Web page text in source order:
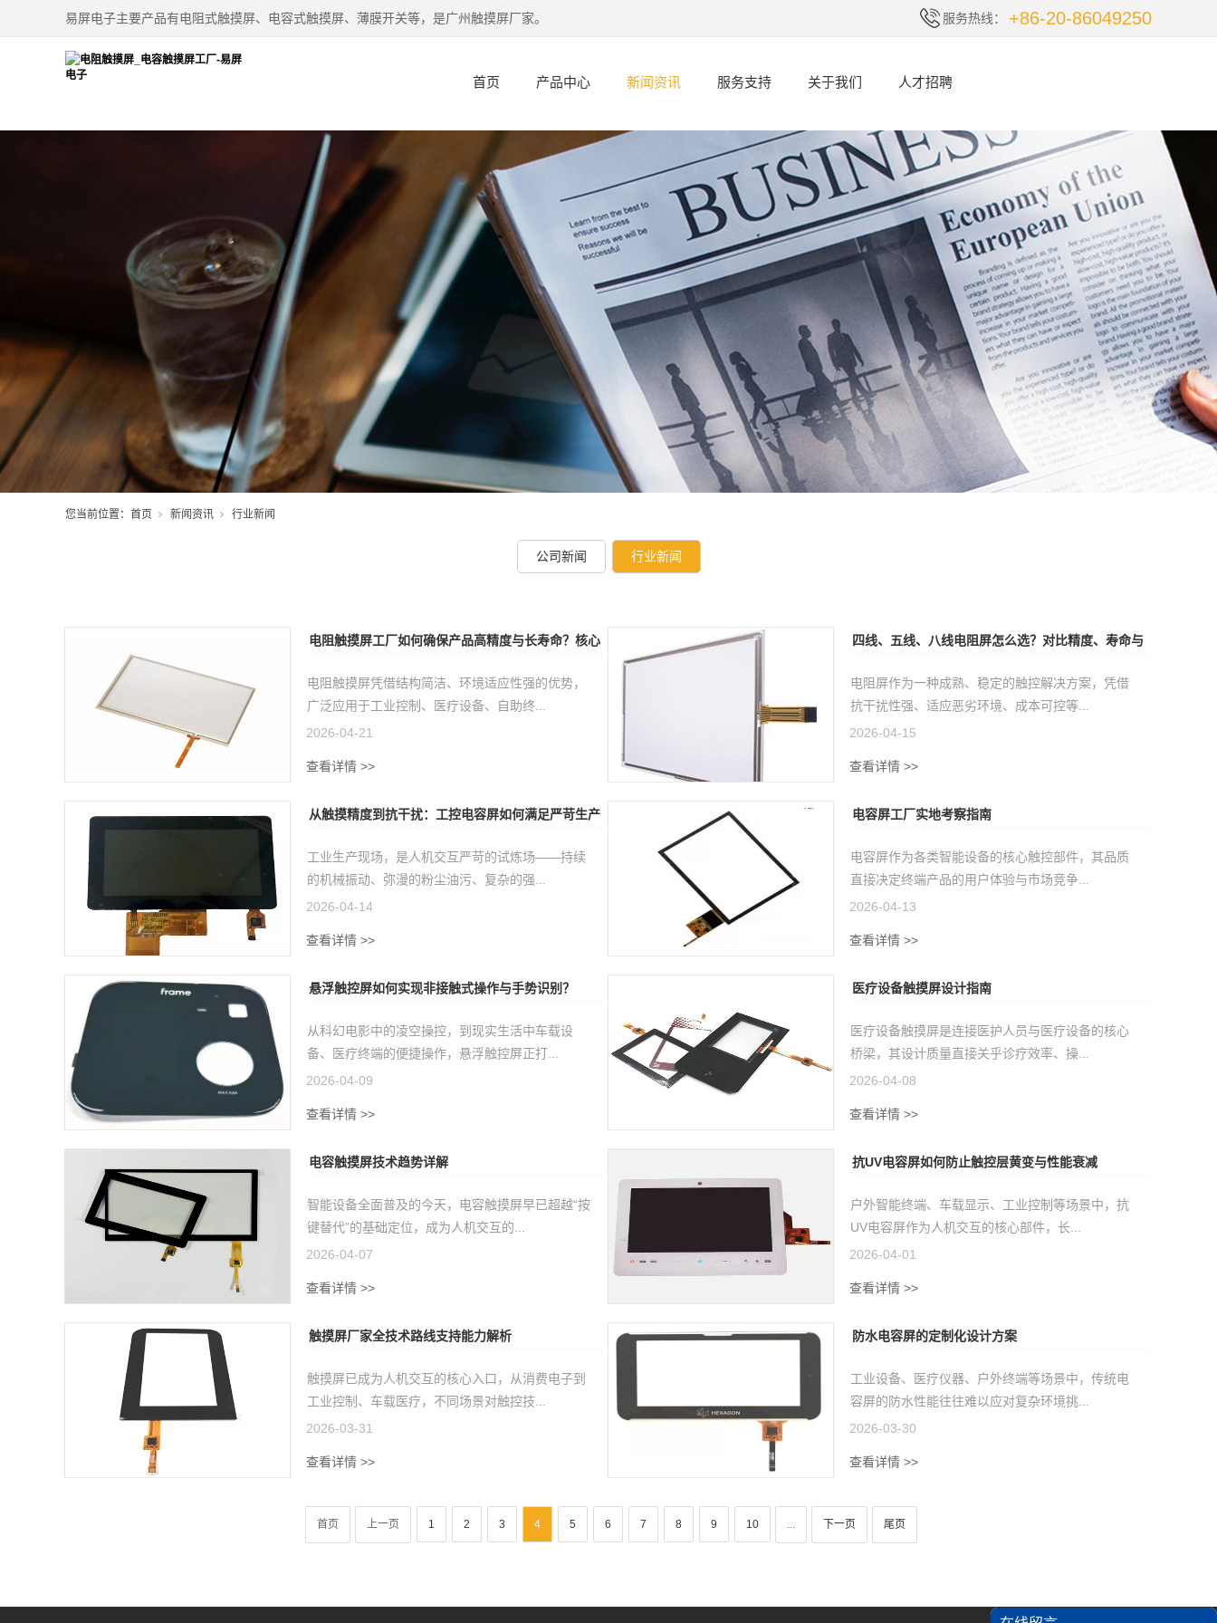
易屏电子主要产品有电阻式触摸屏、电容式触摸屏、薄膜开关等，是广州触摸屏厂家。 服务热线： +86-20-86049250
首页 产品中心 新闻资讯 服务支持 关于我们 人才招聘
您当前位置： 首页 新闻资讯 行业新闻
公司新闻 行业新闻
电阻触摸屏工厂如何确保产品高精度与长寿命？核心
电阻触摸屏凭借结构简洁、环境适应性强的优势，
广泛应用于工业控制、医疗设备、自助终...
2026-04-21
查看详情 >>
四线、五线、八线电阻屏怎么选？对比精度、寿命与
电阻屏作为一种成熟、稳定的触控解决方案，凭借
抗干扰性强、适应恶劣环境、成本可控等...
2026-04-15
查看详情 >>
从触摸精度到抗干扰：工控电容屏如何满足严苛生产
工业生产现场，是人机交互严苛的试炼场——持续
的机械振动、弥漫的粉尘油污、复杂的强...
2026-04-14
查看详情 >>
电容屏工厂实地考察指南
电容屏作为各类智能设备的核心触控部件，其品质
直接决定终端产品的用户体验与市场竞争...
2026-04-13
查看详情 >>
悬浮触控屏如何实现非接触式操作与手势识别？
从科幻电影中的凌空操控，到现实生活中车载设
备、医疗终端的便捷操作，悬浮触控屏正打...
2026-04-09
查看详情 >>
医疗设备触摸屏设计指南
医疗设备触摸屏是连接医护人员与医疗设备的核心
桥梁，其设计质量直接关乎诊疗效率、操...
2026-04-08
查看详情 >>
电容触摸屏技术趋势详解
智能设备全面普及的今天，电容触摸屏早已超越“按
键替代”的基础定位，成为人机交互的...
2026-04-07
查看详情 >>
抗UV电容屏如何防止触控层黄变与性能衰减
户外智能终端、车载显示、工业控制等场景中，抗
UV电容屏作为人机交互的核心部件，长...
2026-04-01
查看详情 >>
触摸屏厂家全技术路线支持能力解析
触摸屏已成为人机交互的核心入口，从消费电子到
工业控制、车载医疗，不同场景对触控技...
2026-03-31
查看详情 >>
防水电容屏的定制化设计方案
工业设备、医疗仪器、户外终端等场景中，传统电
容屏的防水性能往往难以应对复杂环境挑...
2026-03-30
查看详情 >>
首页 上一页 1 2 3 4 5 6 7 8 9 10 ... 下一页 尾页